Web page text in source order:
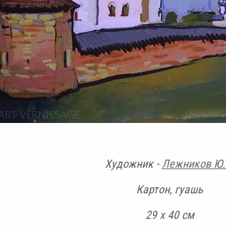
Художник - Лежников
Картон, гуашь
29 х 40 см